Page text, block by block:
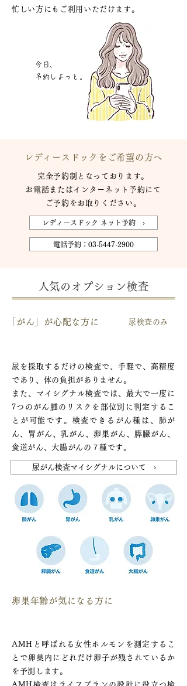
忙しい方にもご利用いただけます。
今日、
予約しよっと。
レディースドックをご希望の方へ
完全予約制となっております。
お電話またはインターネット予約にて
ご予約をお取りください。
レディースドック ネット予約 ›
電話予約：03-5447-2900
人気のオプション検査
「がん」が心配な方に 尿検査のみ
尿を採取するだけの検査で、手軽で、高精度
であり、体の負担がありません。
また、マイシグナル検査では、最大で一度に
7つのがん腫のリスクを部位別に判定するこ
とが可能です。検査できるがん種は、肺が
ん、胃がん、乳がん、卵巣がん、膵臓がん、
食道がん、大腸がんの７種です。
尿がん検査マイシグナルについて ›
卵巣年齢が気になる方に
AMHと呼ばれる女性ホルモンを測定するこ
とで卵巣内にどれだけ卵子が残されているか
を予測します。